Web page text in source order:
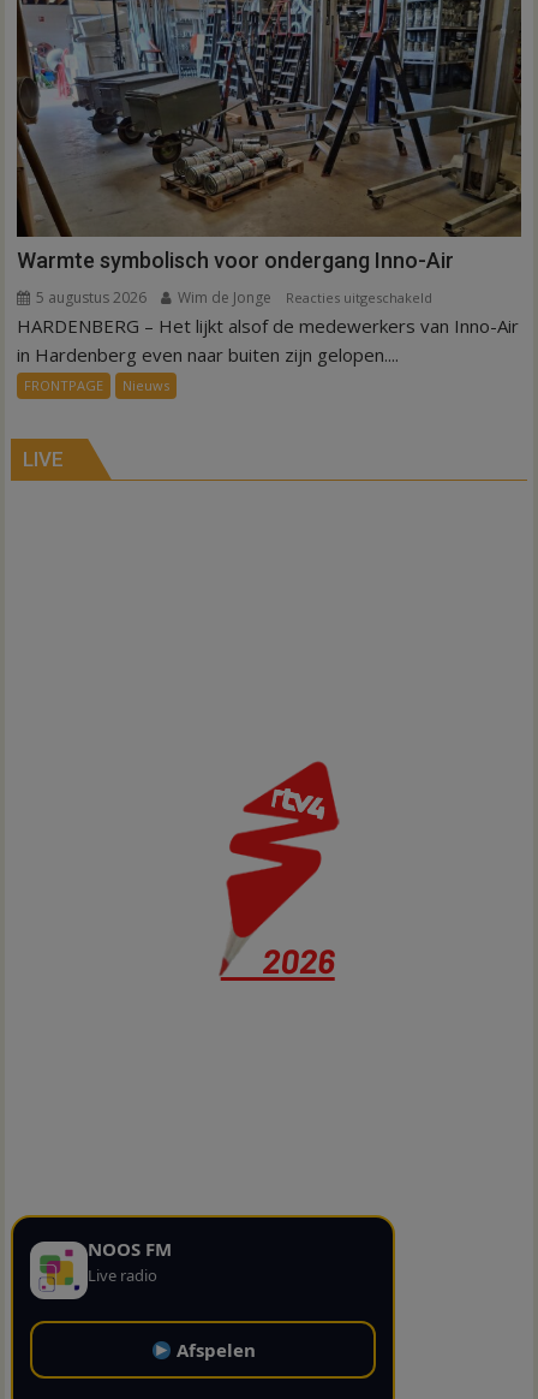
in
Hardenberg
en
Sibculo
Warmte symbolisch voor ondergang Inno-Air
5 augustus 2026 Wim de Jonge Reacties uitgeschakeld
Warmte
HARDENBERG – Het lijkt alsof de medewerkers van Inno-Air
in Hardenberg even naar buiten zijn gelopen....
FRONTPAGE Nieuws
LIVE
NOOS FM
Live radio
Afspelen